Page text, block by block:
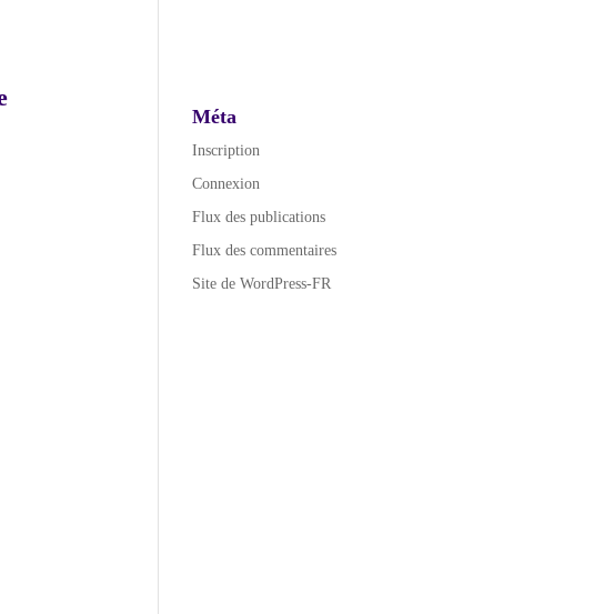
Méta
Inscription
Connexion
Flux des publications
Flux des commentaires
Site de WordPress-FR